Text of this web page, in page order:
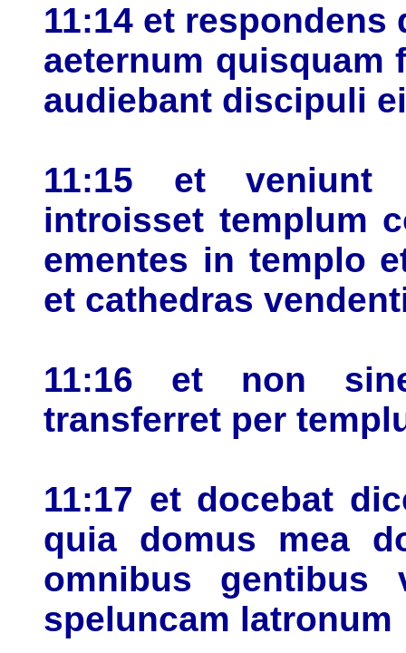
11:14 et
aeternum quisquam
audiebant discipuli
11:15 et veniunt
introisset templum
ementes in templo
et cathedras
11:16 et non
transferret per
11:17 et docebat
quia domus mea
omnibus gentibus
speluncam latronum